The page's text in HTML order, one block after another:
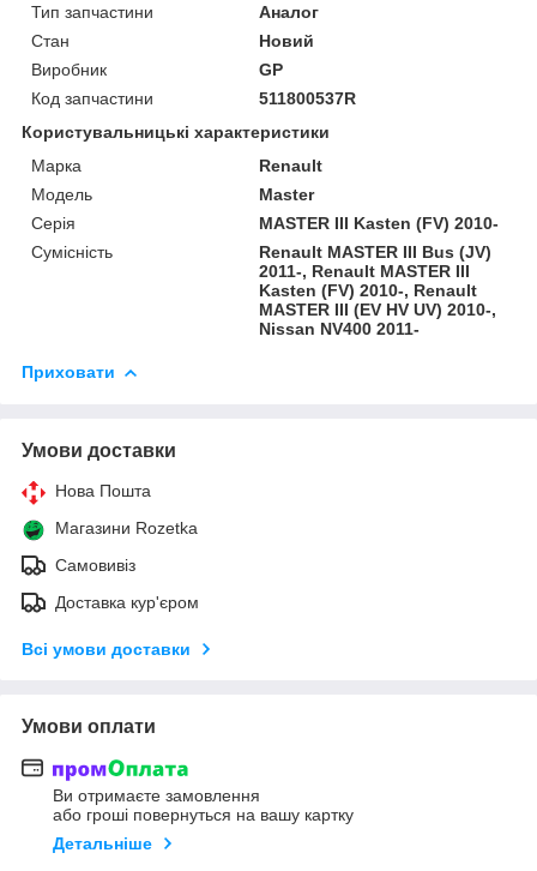
Тип запчастини
Аналог
Стан
Новий
Виробник
GP
Код запчастини
511800537R
Користувальницькі характеристики
Марка
Renault
Модель
Master
Серія
MASTER III Kasten (FV) 2010-
Сумісність
Renault MASTER III Bus (JV)
2011-, Renault MASTER III
Kasten (FV) 2010-, Renault
MASTER III (EV HV UV) 2010-,
Nissan NV400 2011-
Приховати
Умови доставки
Нова Пошта
Магазини Rozetka
Самовивіз
Доставка кур'єром
Всі умови доставки
Умови оплати
Ви отримаєте замовлення
або гроші повернуться на вашу картку
Детальніше